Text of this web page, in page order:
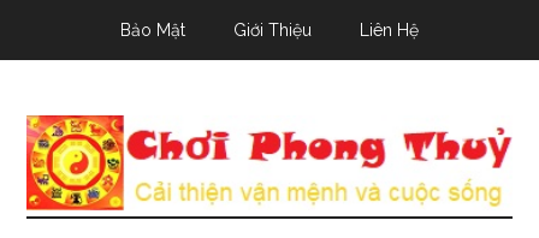
Bảo Mật Giới Thiệu Liên Hệ